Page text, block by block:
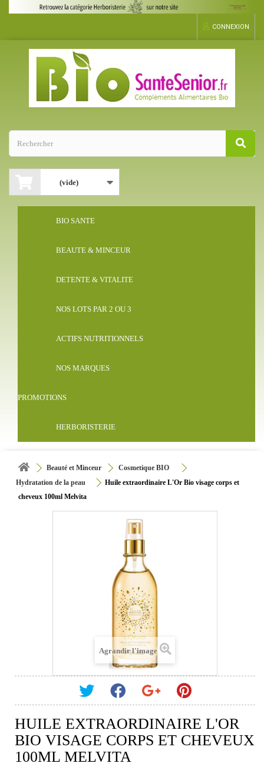
CONNEXION
(vide)
BIO SANTE
BEAUTE & MINCEUR
DETENTE & VITALITE
NOS LOTS PAR 2 OU 3
ACTIFS NUTRITIONNELS
NOS MARQUES
PROMOTIONS
HERBORISTERIE
Beauté et Minceur
Cosmetique BIO
Hydratation de la peau
Huile extraordinaire L'Or Bio visage corps et
cheveux 100ml Melvita
Agrandir l'image
HUILE EXTRAORDINAIRE L'OR
BIO VISAGE CORPS ET CHEVEUX
100ML MELVITA